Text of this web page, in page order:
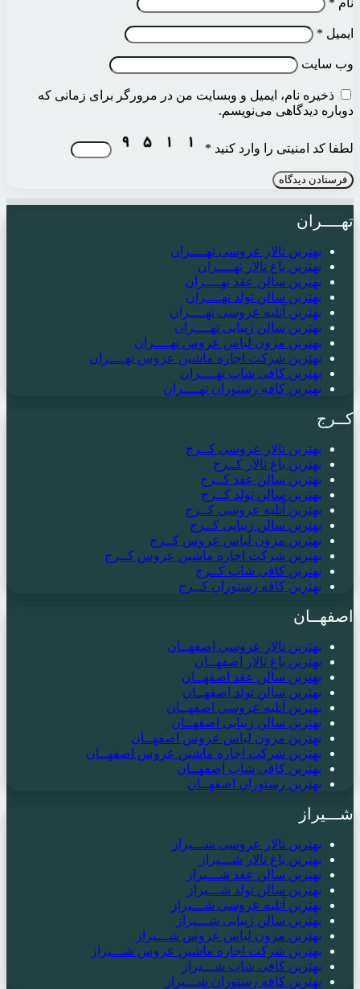
ایمیل *
وب‌ سایت
ذخیره نام، ایمیل و وبسایت من در مرورگر برای زمانی که
دوباره دیدگاهی می‌نویسم.
لطفا کد امنیتی را وارد کنید *
تهــــران
بهترین تالار عروسی تهــــران
بهترین باغ تالار تهــــران
بهترین سالن عقد تهــــران
بهترین سالن تولد تهــــران
بهترین آتلیه عروسی تهــــران
بهترین سالن زیبایی تهــــران
بهترین مزون لباس عروس تهــــران
بهترین شرکت اجاره ماشین عروس تهــــران
بهترین کافی شاپ تهــــران
بهترین کافه رستوران تهــــران
کــرج
بهترین تالار عروسی کــرج
بهترین باغ تالار کــرج
بهترین سالن عقد کــرج
بهترین سالن تولد کــرج
بهترین آتلیه عروسی کــرج
بهترین سالن زیبایی کــرج
بهترین مزون لباس عروس کــرج
بهترین شرکت اجاره ماشین عروس کــرج
بهترین کافی شاپ کــرج
بهترین کافه رستوران کــرج
اصفهــان
بهترین تالار عروسی اصفهــان
بهترین باغ تالار اصفهــان
بهترین سالن عقد اصفهــان
بهترین سالن تولد اصفهــان
بهترین آتلیه عروسی اصفهــان
بهترین سالن زیبایی اصفهــان
بهترین مزون لباس عروس اصفهــان
بهترین شرکت اجاره ماشین عروس اصفهــان
بهترین کافی شاپ اصفهــان
بهترین رستوران اصفهــان
شـــیراز
بهترین تالار عروسی شـــیراز
بهترین باغ تالار شـــیراز
بهترین سالن عقد شـــیراز
بهترین سالن تولد شـــیراز
بهترین آتلیه عروسی شـــیراز
بهترین سالن زیبایی شـــیراز
بهترین مزون لباس عروس شـــیراز
بهترین شرکت اجاره ماشین عروس شـــیراز
بهترین کافی شاپ شـــیراز
بهترین کافه رستوران شـــیراز